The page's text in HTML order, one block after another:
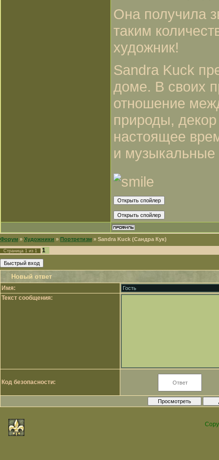
Она получила
таким
художник!
Sandra Kuck
доме. В своих
отношение
природы,
настоящее
и музыкальные
Форум » Художники » Портретизм » Sandra Kuck (Сандра Кук)
Страница 1 из 1 1
Новый ответ
Имя:
Текст сообщения:
Код безопасности: